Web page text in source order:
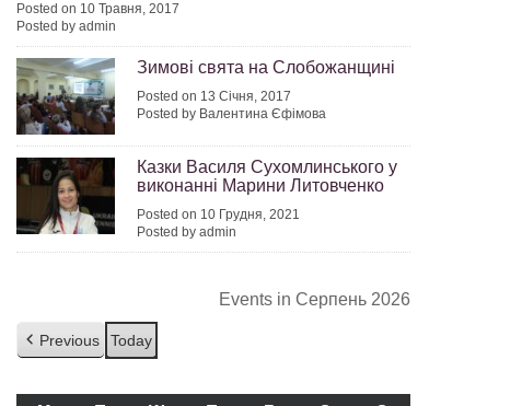
Posted on 10 Травня, 2017
Posted by admin
Зимові свята на Слобожанщині
Posted on 13 Січня, 2017
Posted by Валентина Єфімова
Казки Василя Сухомлинського у
виконанні Марини Литовченко
Posted on 10 Грудня, 2021
Posted by admin
Events in Серпень 2026
Previous Today